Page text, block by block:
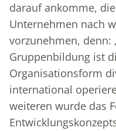
darauf ankomme,
Unternehmen nach
vorzunehmen, denn:
Gruppenbildung ist
Organisationsform
international
weiteren wurde das